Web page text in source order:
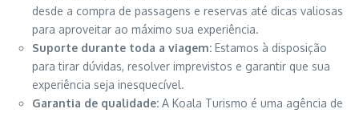
desde a compra de passagens e reservas até dicas valiosas
para aproveitar ao máximo sua experiência.
Suporte durante toda a viagem: Estamos à disposição
para tirar dúvidas, resolver imprevistos e garantir que sua
experiência seja inesquecível.
Garantia de qualidade: A Koala Turismo é uma agência de